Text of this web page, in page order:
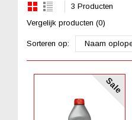
3 Producten
Vergelijk producten (0)
Sorteren op: Naam
Sale